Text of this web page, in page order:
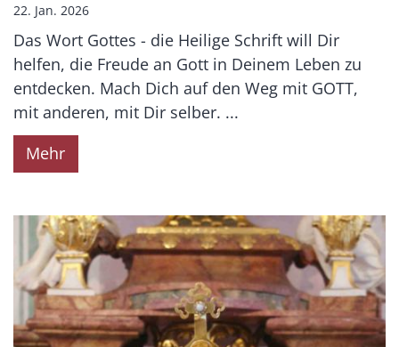
22. Jan. 2026
Das Wort Gottes - die Heilige Schrift will Dir
helfen, die Freude an Gott in Deinem Leben zu
entdecken. Mach Dich auf den Weg mit GOTT,
mit anderen, mit Dir selber. ...
Mehr